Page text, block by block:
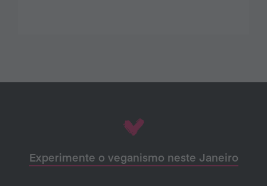
Experimente o veganismo neste Janeiro